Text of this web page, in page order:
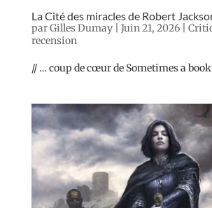
La Cité des miracles de Robert
parGilles Dumay| Juin 21, 2026|
recension
// … coup de cœur de Sometimes a